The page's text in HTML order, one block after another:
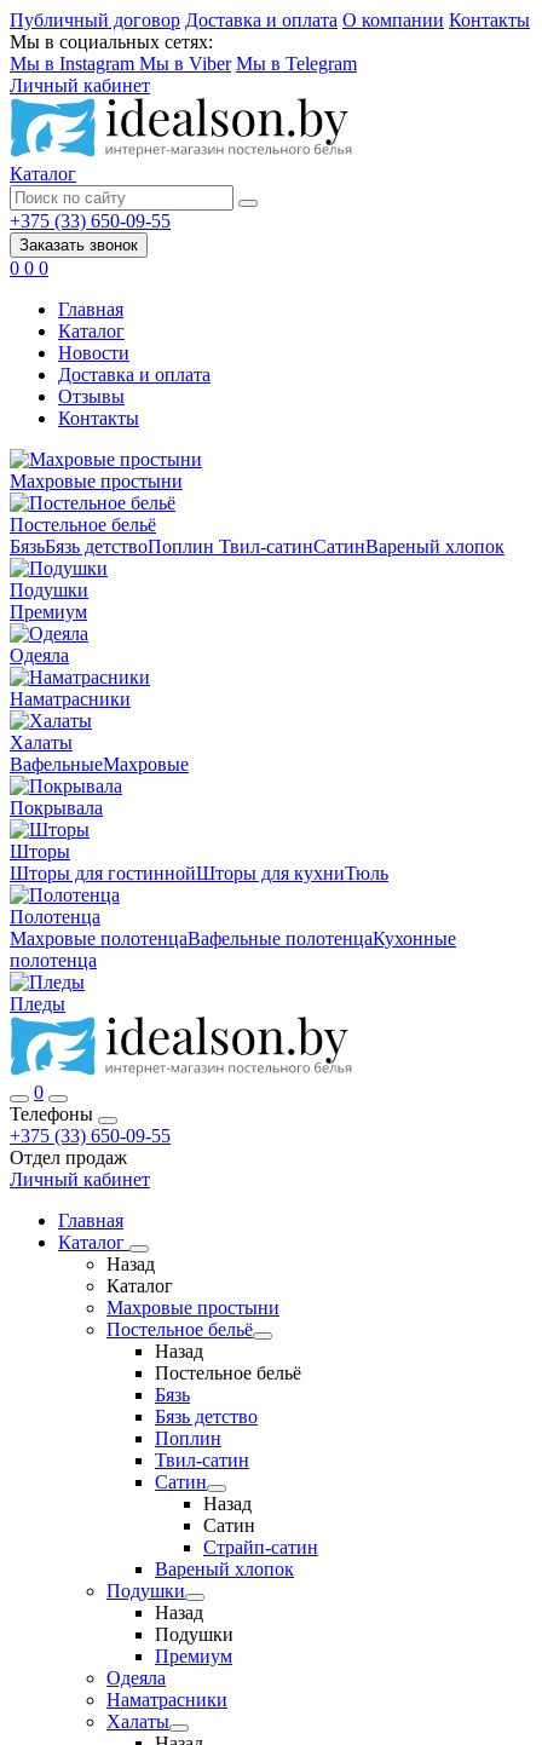
Публичный договор Доставка и оплата О компании Контакты
Мы в социальных сетях:
Мы в Instagram Мы в Viber Мы в Telegram
Личный кабинет
Каталог
+375 (33) 650-09-55
Заказать звонок
0 0 0
Главная
Каталог
Новости
Доставка и оплата
Отзывы
Контакты
Махровые простыни
Постельное бельё
БязьБязь детствоПоплин Твил-сатинСатинВареный хлопок
Подушки
Премиум
Одеяла
Наматрасники
Халаты
ВафельныеМахровые
Покрывала
Шторы
Шторы для гостиннойШторы для кухниТюль
Полотенца
Махровые полотенцаВафельные полотенцаКухонные
полотенца
Пледы
0
Телефоны
+375 (33) 650-09-55
Отдел продаж
Личный кабинет
Главная
Каталог
Назад
Каталог
Махровые простыни
Постельное бельё
Назад
Постельное бельё
Бязь
Бязь детство
Поплин
Твил-сатин
Сатин
Назад
Сатин
Страйп-сатин
Вареный хлопок
Подушки
Назад
Подушки
Премиум
Одеяла
Наматрасники
Халаты